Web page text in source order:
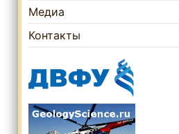
Медиа
Контакты